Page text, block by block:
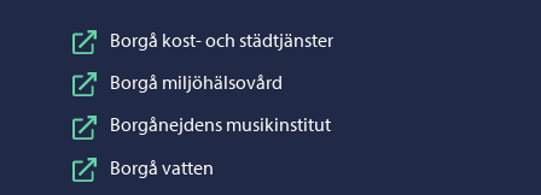
Borgå kost- och städtjänster
Borgå miljöhälsovård
Borgånejdens musikinstitut
Borgå vatten